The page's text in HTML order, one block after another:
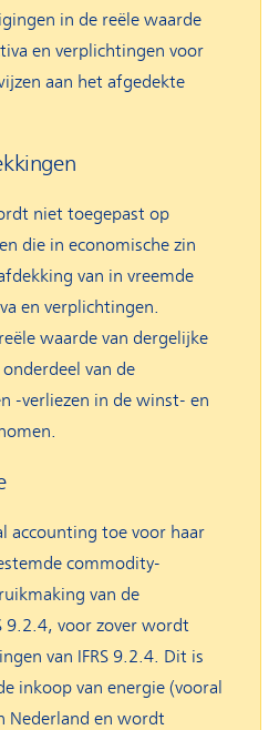
in de reële waarde
en verplichtingen voor
aan het afgedekte
niet toegepast op
die in economische zin
van in vreemde
en verplichtingen.
waarde van dergelijke
van de
-verliezen in de winst- en
accounting toe voor haar
commodity-
van de
9.2.4, voor zover wordt
van IFRS 9.2.4. Dit is
inkoop van energie (vooral
Nederland en wordt